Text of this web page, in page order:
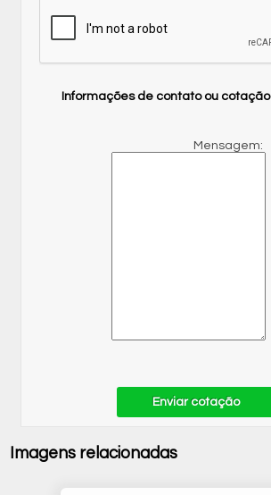
Informações de contato ou cotação
Mensagem:
Enviar cotação
Imagens relacionadas